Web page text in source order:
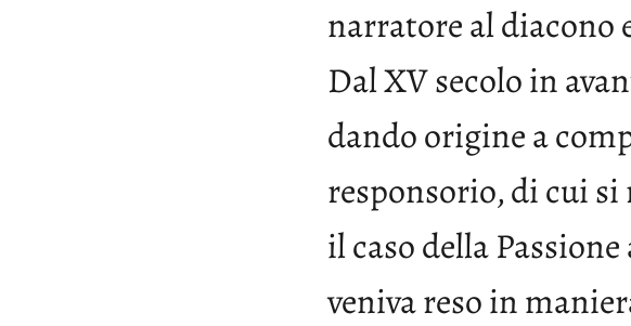
narratore al diacono
Dal XV secolo in
dando origine a
responsorio, di cui
il caso della
veniva reso in